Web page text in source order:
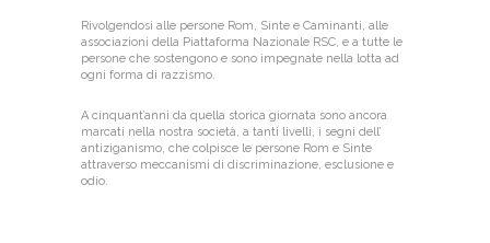
Rivolgendosi alle persone Rom, Sinte e Caminanti, alle
associazioni della Piattaforma Nazionale RSC, e a tutte le
persone che sostengono e sono impegnate nella lotta ad
ogni forma di razzismo.
A cinquant’anni da quella storica giornata sono ancora
marcati nella nostra società, a tanti livelli, i segni dell’
antiziganismo, che colpisce le persone Rom e Sinte
attraverso meccanismi di discriminazione, esclusione e
odio.